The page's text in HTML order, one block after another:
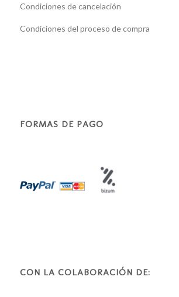
Condiciones de cancelación
Condiciones del proceso de compra
FORMAS DE PAGO
CON LA COLABORACIÓN DE: